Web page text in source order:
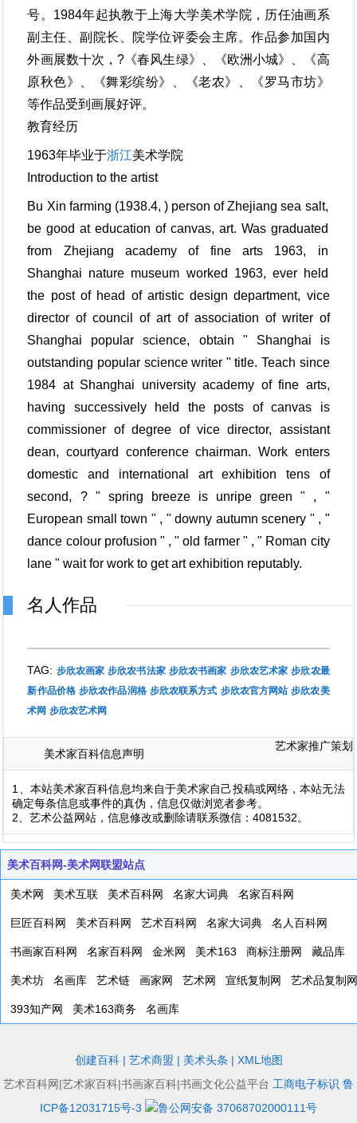
号。1984年起执教于上海大学美术学院，历任油画系
副主任、副院长、院学位评委会主席。作品参加国内
外画展数十次，?《春风生绿》、《欧洲小城》、《高
原秋色》、《舞彩缤纷》、《老农》、《罗马市坊》
等作品受到画展好评。
教育经历
1963年毕业于浙江美术学院
Introduction to the artist
Bu Xin farming (1938.4, ) person of Zhejiang sea salt,
be good at education of canvas, art. Was graduated
from Zhejiang academy of fine arts 1963, in
Shanghai nature museum worked 1963, ever held
the post of head of artistic design department, vice
director of council of art of association of writer of
Shanghai popular science, obtain " Shanghai is
outstanding popular science writer " title. Teach since
1984 at Shanghai university academy of fine arts,
having successively held the posts of canvas is
commissioner of degree of vice director, assistant
dean, courtyard conference chairman. Work enters
domestic and international art exhibition tens of
second, ? " spring breeze is unripe green " , "
European small town " , " downy autumn scenery " , "
dance colour profusion " , " old farmer " , " Roman city
lane " wait for work to get art exhibition reputably.
名人作品
TAG: 步欣农画家 步欣农书法家 步欣农书画家 步欣农艺术家 步欣农最
新作品价格 步欣农作品润格 步欣农联系方式 步欣农官方网站 步欣农美
术网 步欣农艺术网
美术家百科信息声明
艺术家推广策划
1、本站美术家百科信息均来自于美术家自己投稿或网络，本站无法
确定每条信息或事件的真伪，信息仅做浏览者参考。
2、艺术公益网站，信息修改或删除请联系微信：4081532。
美术百科网-美术网联盟站点
美术网 美术互联 美术百科网 名家大词典 名家百科网
巨匠百科网 美术百科网 艺术百科网 名家大词典 名人百科网
书画家百科网 名家百科网 金米网 美术163 商标注册网 藏品库
美术坊 名画库 艺术链 画家网 艺术网 宣纸复制网 艺术品复制网
393知产网 美术163商务 名画库
创建百科| 艺术商盟 | 美术头条 | XML地图
艺术百科网|艺术家百科|书画家百科|书画文化公益平台 工商电子标识 鲁
ICP备12031715号-3
鲁公网安备 37068702000111号